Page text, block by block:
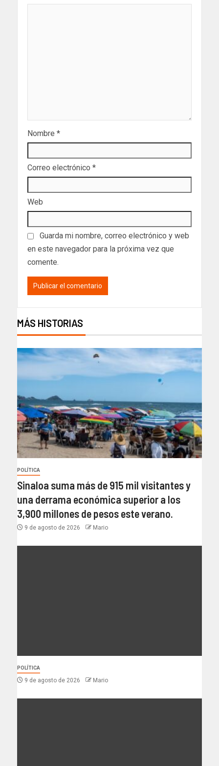
Nombre *
Correo electrónico *
Web
Guarda mi nombre, correo electrónico y web
en este navegador para la próxima vez que
comente.
MÁS HISTORIAS
POLÍTICA
Sinaloa suma más de 915 mil visitantes y
una derrama económica superior a los
3,900 millones de pesos este verano.
9 de agosto de 2026 Mario
POLÍTICA
9 de agosto de 2026 Mario